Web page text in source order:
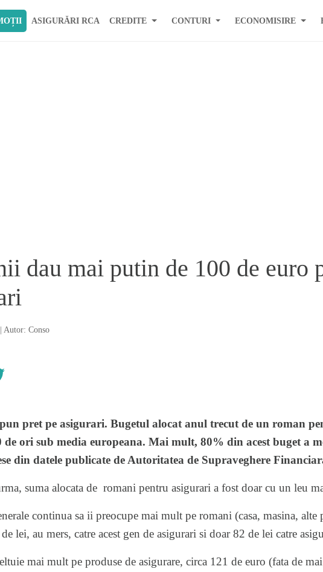
ASIGURĂRI RCA CREDITE CONTURI ECONOMISIRE
dau mai putin de 100 de euro
Autor: Conso
pret pe asigurari. Bugetul alocat anul trecut de un roman
de ori sub media europeana. Mai mult, 80% din acest buget a
din datele publicate de Autoritatea de Supraveghere
suma alocata de romani pentru asigurari a fost doar cu un leu
continua sa ii preocupe mai mult pe romani (casa, masina,
lei, au mers, catre acest gen de asigurari si doar 82 de lei catre
mai mult pe produse de asigurare, circa 121 de euro (fata de